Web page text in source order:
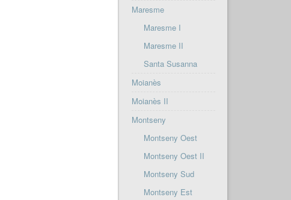
Maresme
Maresme I
Maresme II
Santa Susanna
Moianès
Moianès II
Montseny
Montseny Oest
Montseny Oest II
Montseny Sud
Montseny Est